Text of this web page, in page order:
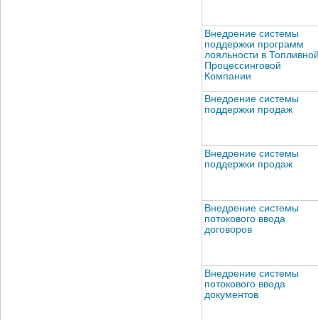
Внедрение системы
поддержки программ
лояльности в
Процессинговой
Компании
Внедрение системы
поддержки продаж
Внедрение системы
поддержки продаж
Внедрение системы
потокового ввода
договоров
Внедрение системы
потокового ввода
документов